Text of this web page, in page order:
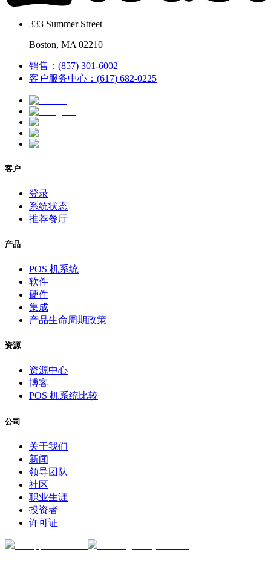
333 Summer Street
Boston, MA 02210
销售：(857) 301-6002
客户服务中心：(617) 682-0225
客户
登录
系统状态
推荐餐厅
产品
POS 机系统
软件
硬件
集成
产品生命周期政策
资源
资源中心
博客
POS 机系统比较
公司
关于我们
新闻
领导团队
社区
职业生涯
投资者
许可证